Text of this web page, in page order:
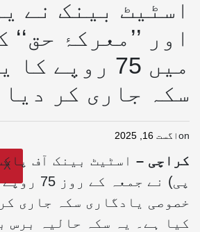
X
اسٹیٹ بینک نے
اور ’’معرکۂ حق‘‘
میں 75 روپے
سکہ جاری کر دیا
onاگست 16, 2025
کراچی – اسٹیٹ بینک آف
پی) نے
خصوصی یادگاری سکہ جاری
کیا ہے۔ یہ سکہ حالیہ برس